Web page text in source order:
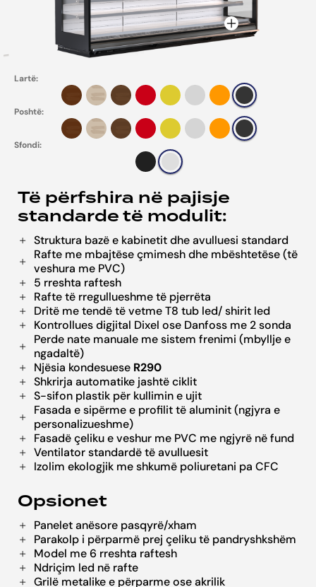
Lartë:
Poshtë:
Sfondi:
Të përfshira në pajisje
standarde të modulit:
Struktura bazë e kabinetit dhe avulluesi standard
Rafte me mbajtëse çmimesh dhe mbështetëse (të
veshura me PVC)
5 rreshta raftesh
Rafte të rregullueshme të pjerrëta
Dritë me tendë të vetme T8 tub led/ shirit led
Kontrollues digjital Dixel ose Danfoss me 2 sonda
Perde nate manuale me sistem frenimi (mbyllje e
ngadaltë)
Njësia kondesuese R290
Shkrirja automatike jashtë ciklit
S-sifon plastik për kullimin e ujit
Fasada e sipërme e profilit të aluminit (ngjyra e
personalizueshme)
Fasadë çeliku e veshur me PVC me ngjyrë në fund
Ventilator standardë të avulluesit
Izolim ekologjik me shkumë poliuretani pa CFC
Opsionet
Panelet anësore pasqyrë/xham
Parakolp i përparmë prej çeliku të pandryshkshëm
Model me 6 rreshta raftesh
Ndriçim led në rafte
Grilë metalike e përparme ose akrilik